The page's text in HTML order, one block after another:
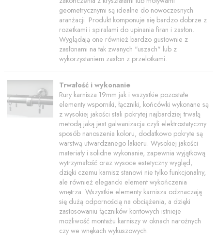
geometrycznymi są idealne do nowoczesnych
aranżacji. Produkt komponuje się bardzo dobrze z
rozetkami i spiralami do upinania firan i zasłon.
Wyglądają one również bardzo gustownie z
zasłonami na tak zwanych "uszach" lub z
wykorzystaniem zasłon z przelotkami.
Trwałość i wykonanie
Rury karnisza 19mm jak i wszystkie pozostałe
elementy wsporniki, łączniki, końcówki wykonane są
z wysokiej jakości stali pokrytej najbardziej trwałą
metodą jaką jest galwanizacja czyli elektrostatyczny
sposób nanoszenia koloru, dodatkowo pokryte są
warstwą utwardzanego lakieru. Wysokiej jakości
materiały i solidne wykonanie, zapewnia wyjątkową
wytrzymałość oraz wysoce estetyczny wygląd,
dzięki czemu karnisz stanowi nie tylko funkcjonalny,
ale również elegancki element wykończenia
wnętrza. Wszystkie elementy karnisza odznaczają
się dużą odpornością na obciążenia, a dzięki
zastosowaniu łączników kontowych istnieje
możliwość montażu karniszy w oknach narożnych
czy we wnękach wykuszowych.